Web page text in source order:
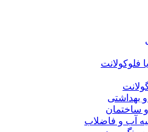
فلوکولانت
و بهداشتی
ساختمان
آب و فاضلاب